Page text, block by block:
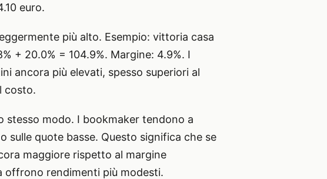
euro.
più alto. Esempio: vittoria casa
+ 20.0% = 104.9%. Margine: 4.9%. I
ancora più elevati, spesso superiori al
costo.
stesso modo. I bookmaker tendono a
quote basse. Questo significa che se
maggiore rispetto al margine
offrono rendimenti più modesti.